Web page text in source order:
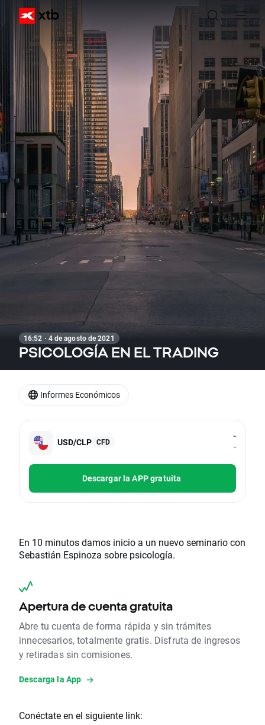
16:52 · 4 de agosto de 2021
PSICOLOGÍA EN EL TRADING
USD/CLP CFD
-
-
Descargar la APP gratuita
En 10 minutos damos inicio a un nuevo seminario con
Sebastián Espinoza sobre psicología.
Apertura de cuenta gratuita
Abre tu cuenta de forma rápida y sin trámites
innecesarios, totalmente gratis. Disfruta de ingresos
y retiradas sin comisiones.
Descarga la App
Conéctate en el siguiente link:
Informes Económicos